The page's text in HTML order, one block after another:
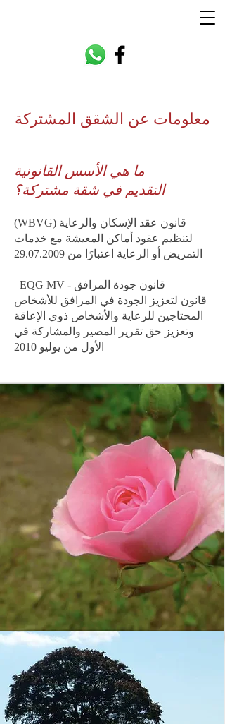
معلومات عن الشقق المشتركة
ما هي الأسس القانونية
التقديم في شقة مشتركة؟
قانون عقد الإسكان والرعاية (WBVG)
لتنظيم عقود أماكن المعيشة مع خدمات
التمريض أو الرعاية اعتبارًا من 29.07.2009
قانون جودة المرافق - EQG MV
قانون لتعزيز الجودة في المرافق للأشخاص
المحتاجين للرعاية والأشخاص ذوي الإعاقة
وتعزيز حق تقرير المصير والمشاركة في
الأول من يوليو 2010